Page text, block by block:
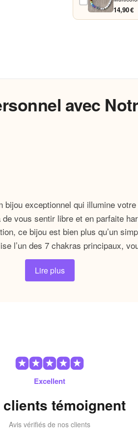
14,90 €
avec
bijou exceptionnel qui illumine
vous sentir libre et en parfaite
ce bijou est bien plus qu’un
l’un des 7 chakras principaux,
stylé, mais également un rappel
vous aidant à
Lire plus
Excellent
clients témoignent
Avis vérifiés de nos clients